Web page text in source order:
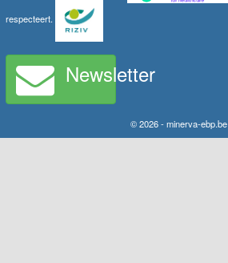
respecteert.
Newsletter
© 2026 - minerva-ebp.be